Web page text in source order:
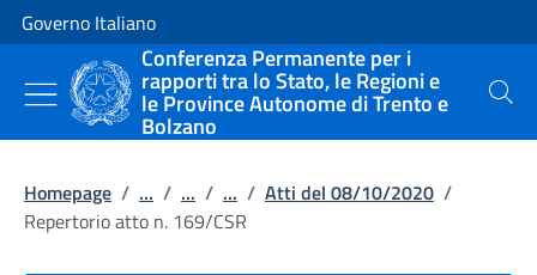
Vai al contenuto
Vai alla navigazione del sito
Governo Italiano
Conferenza Permanente per i
rapporti tra lo Stato, le Regioni e
le Province Autonome di Trento e
Bolzano
Cerca
Homepage / ... / ... / ... / Atti del 08/10/2020 /
Repertorio atto n. 169/CSR